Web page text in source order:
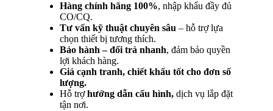
Hàng chính hãng 100%, nhập khẩu đầy đủ
CO/CQ.
Tư vấn kỹ thuật chuyên sâu – hỗ trợ lựa
chọn thiết bị tương thích.
Bảo hành – đổi trả nhanh, đảm bảo quyền
lợi khách hàng.
Giá cạnh tranh, chiết khấu tốt cho đơn số
lượng.
Hỗ trợhướng dẫn cấu hình, dịch vụ lắp đặt
tận nơi.